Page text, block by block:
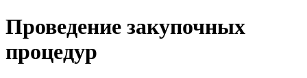
Проведение закупочных
процедур